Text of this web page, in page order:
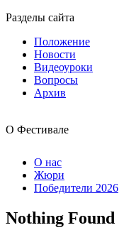
Разделы сайта
Положение
Новости
Видеоуроки
Вопросы
Архив
О Фестивале
О нас
Жюри
Победители 2026
Nothing Found